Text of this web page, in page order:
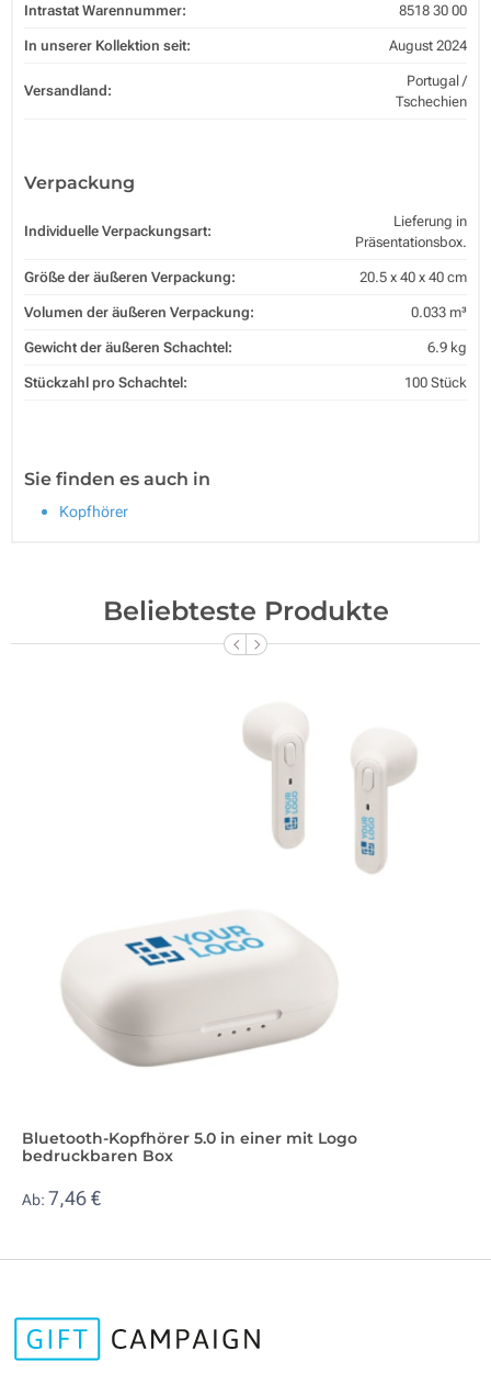
Intrastat Warennummer: 8518 30 00
In unserer Kollektion seit: August 2024
Versandland:
Portugal /
Tschechien
Verpackung
Individuelle Verpackungsart:
Lieferung in
Präsentationsbox.
Größe der äußeren Verpackung: 20.5 x 40 x 40 cm
Volumen der äußeren Verpackung: 0.033 m³
Gewicht der äußeren Schachtel: 6.9 kg
Stückzahl pro Schachtel: 100 Stück
Sie finden es auch in
Kopfhörer
Beliebteste Produkte
Bluetooth-Kopfhörer 5.0 in einer mit Logo
bedruckbaren Box
Ab: 7,46 €